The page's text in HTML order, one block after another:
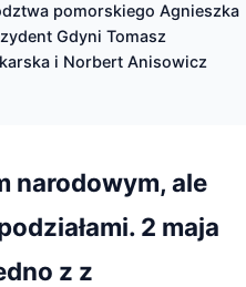
pomorskiego Agnieszka
Gdyni Tomasz
i Norbert Anisowicz
narodowym, ale
2 maja
z z